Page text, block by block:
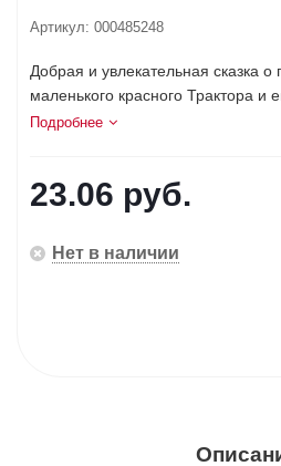
Артикул: 000485248
Добрая и увлекательная сказка
маленького красного Трактора и
Подробнее
23.06 руб.
Нет в наличии